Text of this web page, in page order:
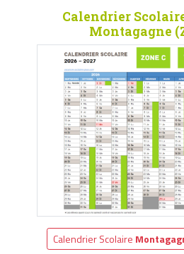
Calendrier
Montagagne
Calendrier Scolaire